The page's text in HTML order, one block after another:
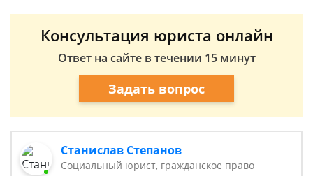
Консультация юриста онлайн
Ответ на сайте в течении 15 минут
Задать вопрос
Станислав Степанов
Социальный юрист, гражданское право